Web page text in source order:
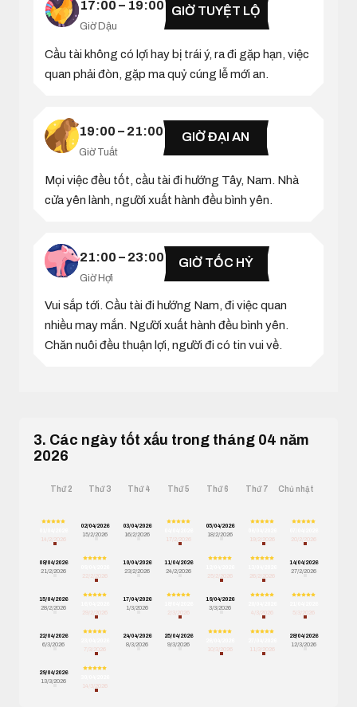
17:00 – 19:00
Giờ Dậu
GIỜ TUYỆT LỘ
Cầu tài không có lợi hay bị trái ý, ra đi gặp hạn, việc
quan phải đòn, gặp ma quỷ cúng lễ mới an.
19:00 – 21:00
Giờ Tuất
GIỜ ĐẠI AN
Mọi việc đều tốt, cầu tài đi hướng Tây, Nam. Nhà
cửa yên lành, người xuất hành đều bình yên.
21:00 – 23:00
Giờ Hợi
GIỜ TỐC HỶ
Vui sắp tới. Cầu tài đi hướng Nam, đi việc quan
nhiều may mắn. Người xuất hành đều bình yên.
Chăn nuôi đều thuận lợi, người đi có tin vui về.
3. Các ngày tốt xấu trong tháng 04 năm
2026
Thứ 2 Thứ 3 Thứ 4 Thứ 5 Thứ 6 Thứ 7 Chủ nhật
14/2/2026
02/04/2026
15/2/2026
03/04/2026
16/2/2026
17/2/2026
05/04/2026
18/2/2026
19/2/2026
20/2/2026
08/04/2026
21/2/2026
22/2/2026
10/04/2026
23/2/2026
11/04/2026
24/2/2026
25/2/2026
26/2/2026
14/04/2026
27/2/2026
15/04/2026
28/2/2026
29/2/2026
17/04/2026
1/3/2026
2/3/2026
19/04/2026
3/3/2026
4/3/2026
5/3/2026
22/04/2026
6/3/2026
7/3/2026
24/04/2026
8/3/2026
25/04/2026
9/3/2026
10/3/2026
11/3/2026
28/04/2026
12/3/2026
29/04/2026
13/3/2026
14/3/2026